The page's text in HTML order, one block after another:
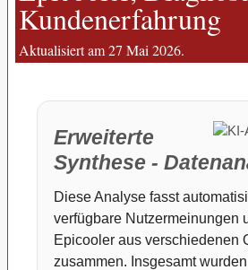
Kundenerfahrung
Aktualisiert am 27 Mai 2026.
Erweiterte
Synthese -
Diese Analyse fasst
verfügbare Nutzermeinungen
Epicooler aus verschiedenen
zusammen. Insgesamt